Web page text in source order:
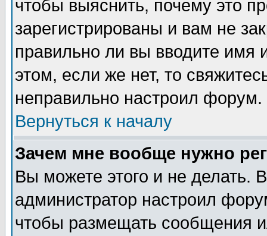
чтобы выяснить, почему это
зарегистрированы и вам не
правильно ли вы вводите
этом, если же нет, то
неправильно настроил форум.
Вернуться к началу
Зачем мне вообще нужно
Вы можете этого и не делать.
администратор настроил
чтобы размещать сообщения